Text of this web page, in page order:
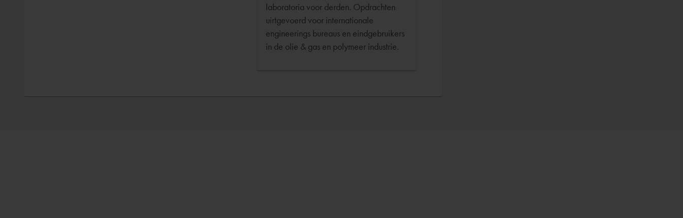
laboratoria voor derden. Opdrachten
uirtgevoerd voor internationale
engineerings bureaus en eindgebruikers
in de olie & gas en polymeer industrie.